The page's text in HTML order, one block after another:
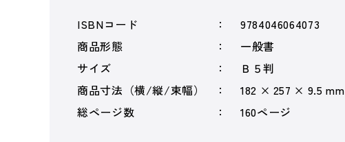
ISBNコード
9784046064073
商品形態
一般書
サイズ
Ｂ５判
商品寸法（横/縦/束幅）
182 × 257 × 9.5 mm
総ページ数
160ページ